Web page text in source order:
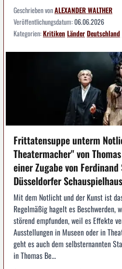
Geschrieben vonALEXANDER WALTHER
Veröffentlichungsdatum:06.06.2026
Kategorien:KritikenLänderDeutschland
Frittatensuppe unterm
Theatermacher" von
einer Zugabe von
Düsseldorfer Schauspielhaus
Mit dem Notlicht und der Kunst ist
Regelmäßig hagelt es Beschwerden,
störend empfunden, weil es Effekte
Ausstellungen in Museen oder in
geht es auch dem selbsternannten
in Thomas Be...